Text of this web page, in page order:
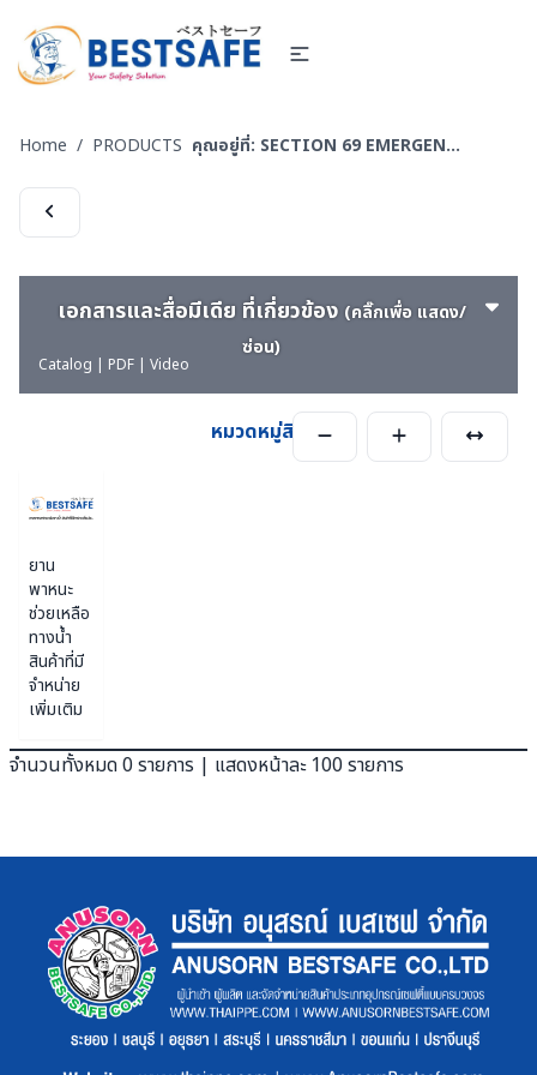
Home / PRODUCTS คุณอยู่ที่: SECTION 69 EMERGENCY-WATER-RESCUS-อุปกรณ์กู้ภัยทางน้ำ
เอกสารและสื่อมีเดีย ที่เกี่ยวข้อง (คลิ๊กเพื่อ แสดง/
ซ่อน)
Catalog | PDF | Video
หมวดหมู่สินค้า
ยาน
พาหนะ
ช่วยเหลือ
ทางน้ำ
สินค้าที่มี
จำหน่าย
เพิ่มเติม
จำนวนทั้งหมด 0 รายการ | แสดงหน้าละ 100 รายการ